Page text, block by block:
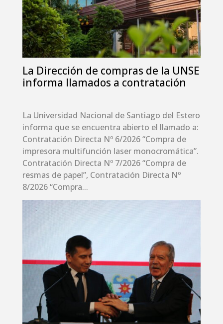
La Dirección de compras de la UNSE
informa llamados a contratación
La Universidad Nacional de Santiago del Estero
informa que se encuentra abierto el llamado a:
Contratación Directa Nº 6/2026 “Compra de
impresora multifunción laser monocromática”.
Contratación Directa Nº 7/2026 “Compra de
resmas de papel”, Contratación Directa Nº
8/2026 “Compra...